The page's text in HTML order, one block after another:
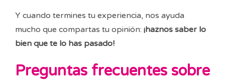
Y cuando termines tu experiencia, nos ayuda
mucho que compartas tu opinión: ¡haznos saber lo
bien que te lo has pasado!
Preguntas frecuentes sobre